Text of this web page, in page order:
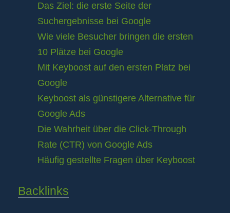
Das Ziel: die erste Seite der
Suchergebnisse bei Google
Wie viele Besucher bringen die ersten
10 Plätze bei Google
Mit Keyboost auf den ersten Platz bei
Google
Keyboost als günstigere Alternative für
Google Ads
Die Wahrheit über die Click-Through
Rate (CTR) von Google Ads
Häufig gestellte Fragen über Keyboost
Backlinks